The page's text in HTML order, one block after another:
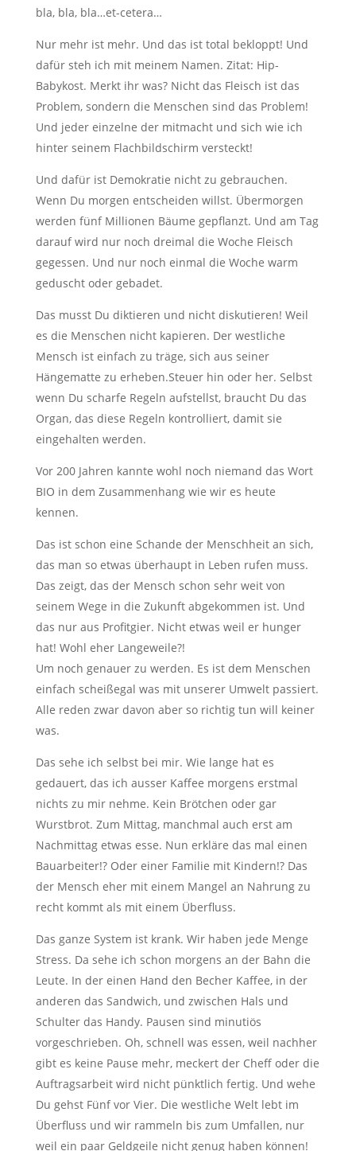
bla, bla, bla…et-cetera…
Nur mehr ist mehr. Und das ist total bekloppt! Und
dafür steh ich mit meinem Namen. Zitat: Hip-
Babykost. Merkt ihr was? Nicht das Fleisch ist das
Problem, sondern die Menschen sind das Problem!
Und jeder einzelne der mitmacht und sich wie ich
hinter seinem Flachbildschirm versteckt!
Und dafür ist Demokratie nicht zu gebrauchen.
Wenn Du morgen entscheiden willst. Übermorgen
werden fünf Millionen Bäume gepflanzt. Und am Tag
darauf wird nur noch dreimal die Woche Fleisch
gegessen. Und nur noch einmal die Woche warm
geduscht oder gebadet.
Das musst Du diktieren und nicht diskutieren! Weil
es die Menschen nicht kapieren. Der westliche
Mensch ist einfach zu träge, sich aus seiner
Hängematte zu erheben.Steuer hin oder her. Selbst
wenn Du scharfe Regeln aufstellst, braucht Du das
Organ, das diese Regeln kontrolliert, damit sie
eingehalten werden.
Vor 200 Jahren kannte wohl noch niemand das Wort
BIO in dem Zusammenhang wie wir es heute
kennen.
Das ist schon eine Schande der Menschheit an sich,
das man so etwas überhaupt in Leben rufen muss.
Das zeigt, das der Mensch schon sehr weit von
seinem Wege in die Zukunft abgekommen ist. Und
das nur aus Profitgier. Nicht etwas weil er hunger
hat! Wohl eher Langeweile?!
Um noch genauer zu werden. Es ist dem Menschen
einfach scheißegal was mit unserer Umwelt passiert.
Alle reden zwar davon aber so richtig tun will keiner
was.
Das sehe ich selbst bei mir. Wie lange hat es
gedauert, das ich ausser Kaffee morgens erstmal
nichts zu mir nehme. Kein Brötchen oder gar
Wurstbrot. Zum Mittag, manchmal auch erst am
Nachmittag etwas esse. Nun erkläre das mal einen
Bauarbeiter!? Oder einer Familie mit Kindern!? Das
der Mensch eher mit einem Mangel an Nahrung zu
recht kommt als mit einem Überfluss.
Das ganze System ist krank. Wir haben jede Menge
Stress. Da sehe ich schon morgens an der Bahn die
Leute. In der einen Hand den Becher Kaffee, in der
anderen das Sandwich, und zwischen Hals und
Schulter das Handy. Pausen sind minutiös
vorgeschrieben. Oh, schnell was essen, weil nachher
gibt es keine Pause mehr, meckert der Cheff oder die
Auftragsarbeit wird nicht pünktlich fertig. Und wehe
Du gehst Fünf vor Vier. Die westliche Welt lebt im
Überfluss und wir rammeln bis zum Umfallen, nur
weil ein paar Geldgeile nicht genug haben können!